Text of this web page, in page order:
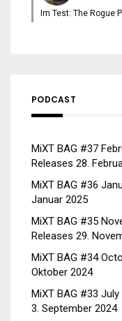
Im Test: The Rogue
PODCAST
MiXT BAG #37
Releases 28.
MiXT BAG #36
Januar 2025
MiXT BAG #35
Releases 29.
MiXT BAG #34
Oktober 2024
MiXT BAG #33
3. September 2024